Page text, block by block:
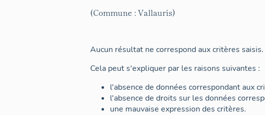
(Commune : Vallauris)
Aucun résultat ne correspond aux critères saisis.
Cela peut s'expliquer par les raisons suivantes :
l'absence de données correspondant aux
l'absence de droits sur les données
une mauvaise expression des critères.